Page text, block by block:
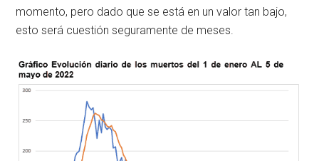
momento, pero dado que se está en un valor tan bajo,
esto será cuestión seguramente de meses.